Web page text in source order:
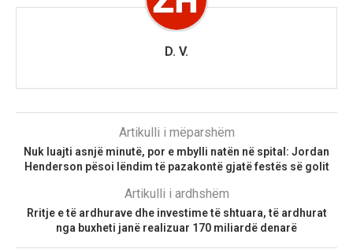
D. V.
Artikulli i mëparshëm
Nuk luajti asnjë minutë, por e mbylli natën në spital: Jordan
Henderson pësoi lëndim të pazakontë gjatë festës së golit
Artikulli i ardhshëm
Rritje e të ardhurave dhe investime të shtuara, të ardhurat
nga buxheti janë realizuar 170 miliardë denarë